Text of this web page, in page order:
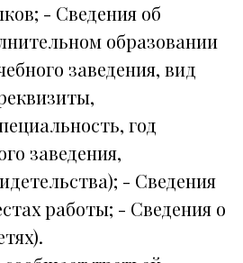
- Сведения об
образовании
заведения, вид
год
заведения,
- Сведения
работы; - Сведения о